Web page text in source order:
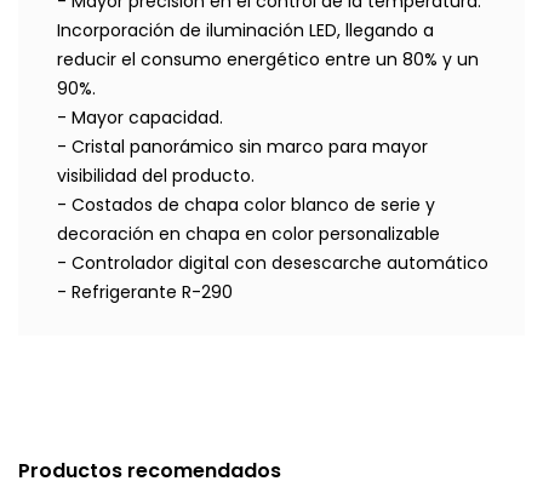
Incorporación de iluminación LED, llegando a
reducir el consumo energético entre un 80% y un
90%.
- Mayor capacidad.
- Cristal panorámico sin marco para mayor
visibilidad del producto.
- Costados de chapa color blanco de serie y
decoración en chapa en color personalizable
- Controlador digital con desescarche automático
- Refrigerante R-290
Productos recomendados